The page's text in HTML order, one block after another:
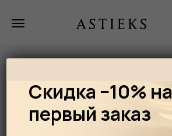
Скидка −10% на
первый заказ